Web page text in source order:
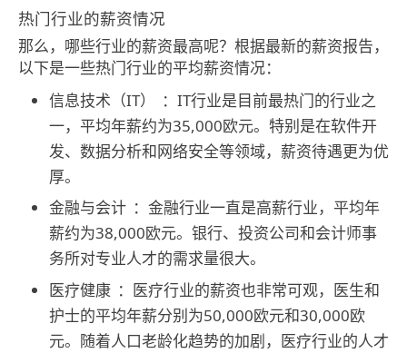
热门行业的薪资情况
那么，哪些行业的薪资最高呢？根据最新的薪资报告，
以下是一些热门行业的平均薪资情况：
信息技术（IT）
：IT行业是目前最热门的行业之
一，平均年薪约为35,000欧元。特别是在软件开
发、数据分析和网络安全等领域，薪资待遇更为优
厚。
金融与会计 ：金融行业一直是高薪行业，平均年
薪约为38,000欧元。银行、投资公司和会计师事
务所对专业人才的需求量很大。
医疗健康 ：医疗行业的薪资也非常可观，医生和
护士的平均年薪分别为50,000欧元和30,000欧
元。随着人口老龄化趋势的加剧，医疗行业的人才